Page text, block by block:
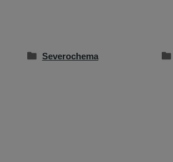
Severochema